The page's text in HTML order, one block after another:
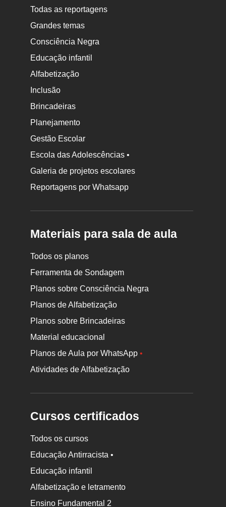
Todas as reportagens
Grandes temas
Consciência Negra
Educação infantil
Alfabetização
Inclusão
Brincadeiras
Planejamento
Gestão Escolar
Escola das Adolescências •
Galeria de projetos escolares
Reportagens por Whatsapp
Materiais para sala de aula
Todos os planos
Ferramenta de Sondagem
Planos sobre Consciência Negra
Planos de Alfabetização
Planos sobre Brincadeiras
Material educacional
Planos de Aula por WhatsApp•
Atividades de Alfabetização
Cursos certificados
Todos os cursos
Educação Antirracista •
Educação infantil
Alfabetização e letramento
Ensino Fundamental 2